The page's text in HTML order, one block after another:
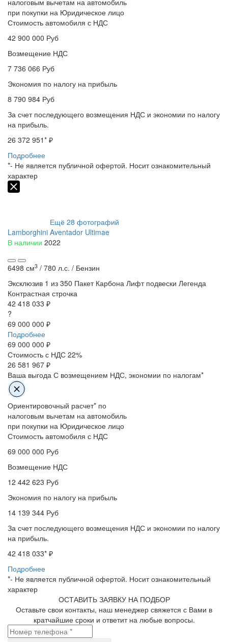
при покупки на Юридическое лицо
Стоимость автомобиля с НДС
42 900 000 Руб
Возмещение НДС
7 736 066 Руб
Экономия по налогу на прибыль
8 790 984 Руб
За счет последующего возмещения НДС и экономии по налогу
на прибыль.
26 372 951* ₽
Подробнее
*- Не является публичной офертой. Носит ознакомительный
характер
Ещё 28 фотографий
Lamborghini Aventador Ultimae
В наличии 2022
6498 см3 / 780 л.с. / Бензин
Эксклюзив 1 из 350 Пакет Карбона Лифт подвески Легенда
Контрастная строчка
42 418 033 ₽
?
69 000 000 ₽
Подробнее
69 000 000 ₽
Стоимость с НДС 22%
26 581 967 ₽
Ваша выгода С возмещением НДС, экономии по налогам*
Ориентировочный расчет* по
налоговым вычетам на автомобиль
при покупки на Юридическое лицо
Стоимость автомобиля с НДС
69 000 000 Руб
Возмещение НДС
12 442 623 Руб
Экономия по налогу на прибыль
14 139 344 Руб
За счет последующего возмещения НДС и экономии по налогу
на прибыль.
42 418 033* ₽
Подробнее
*- Не является публичной офертой. Носит ознакомительный
характер
ОСТАВИТЬ ЗАЯВКУ НА ПОДБОР
Оставьте свои контакты, наш менеджер свяжется с Вами в
кратчайшие сроки и ответит на любые вопросы.